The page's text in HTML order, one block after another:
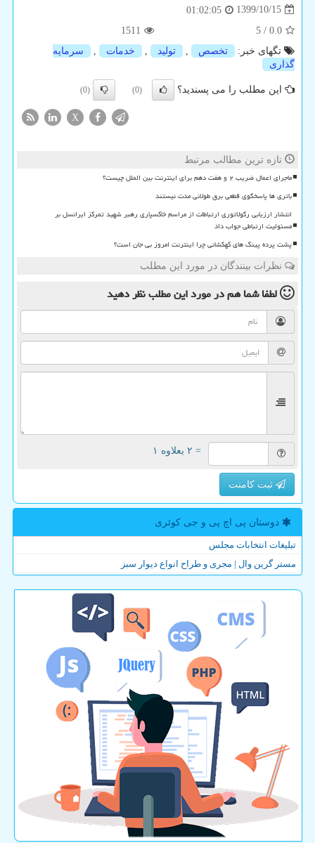
1399/10/15
01:02:05
0.0
/
5
1511
تگهای خبر:
تخصص تولید خدمات
سرمایه
گذاری
این مطلب را می پسندید؟ (0)
(0)
X
تازه ترین مطالب مرتبط
ماجرای اعمال ضریب ۲ و هفت دهم برای اینترنت بین الملل چیست؟
باتری ها پاسخگوی قطعی برق طولانی مدت نیستند
انتشار ارزیابی رگولاتوری ارتباطات از مراسم خاکسپاری رهبر شهید تمرکز ایرانسل بر
مسئولیت ارتباطی جواب داد
پشت پرده پینگ های کهکشانی چرا اینترنت امروز بی جان است؟
نظرات بینندگان در مورد این مطلب
لطفا شما همدر مورد این مطلبنظر دهید
= ۲ بعلاوه ۱
ثبت کامنت
دوستان پی اچ پی و جی كوئری
تبلیغات انتخابات مجلس
مستر گرین وال | مجری و طراح انواع دیوار سبز